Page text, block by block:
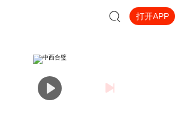
打开APP